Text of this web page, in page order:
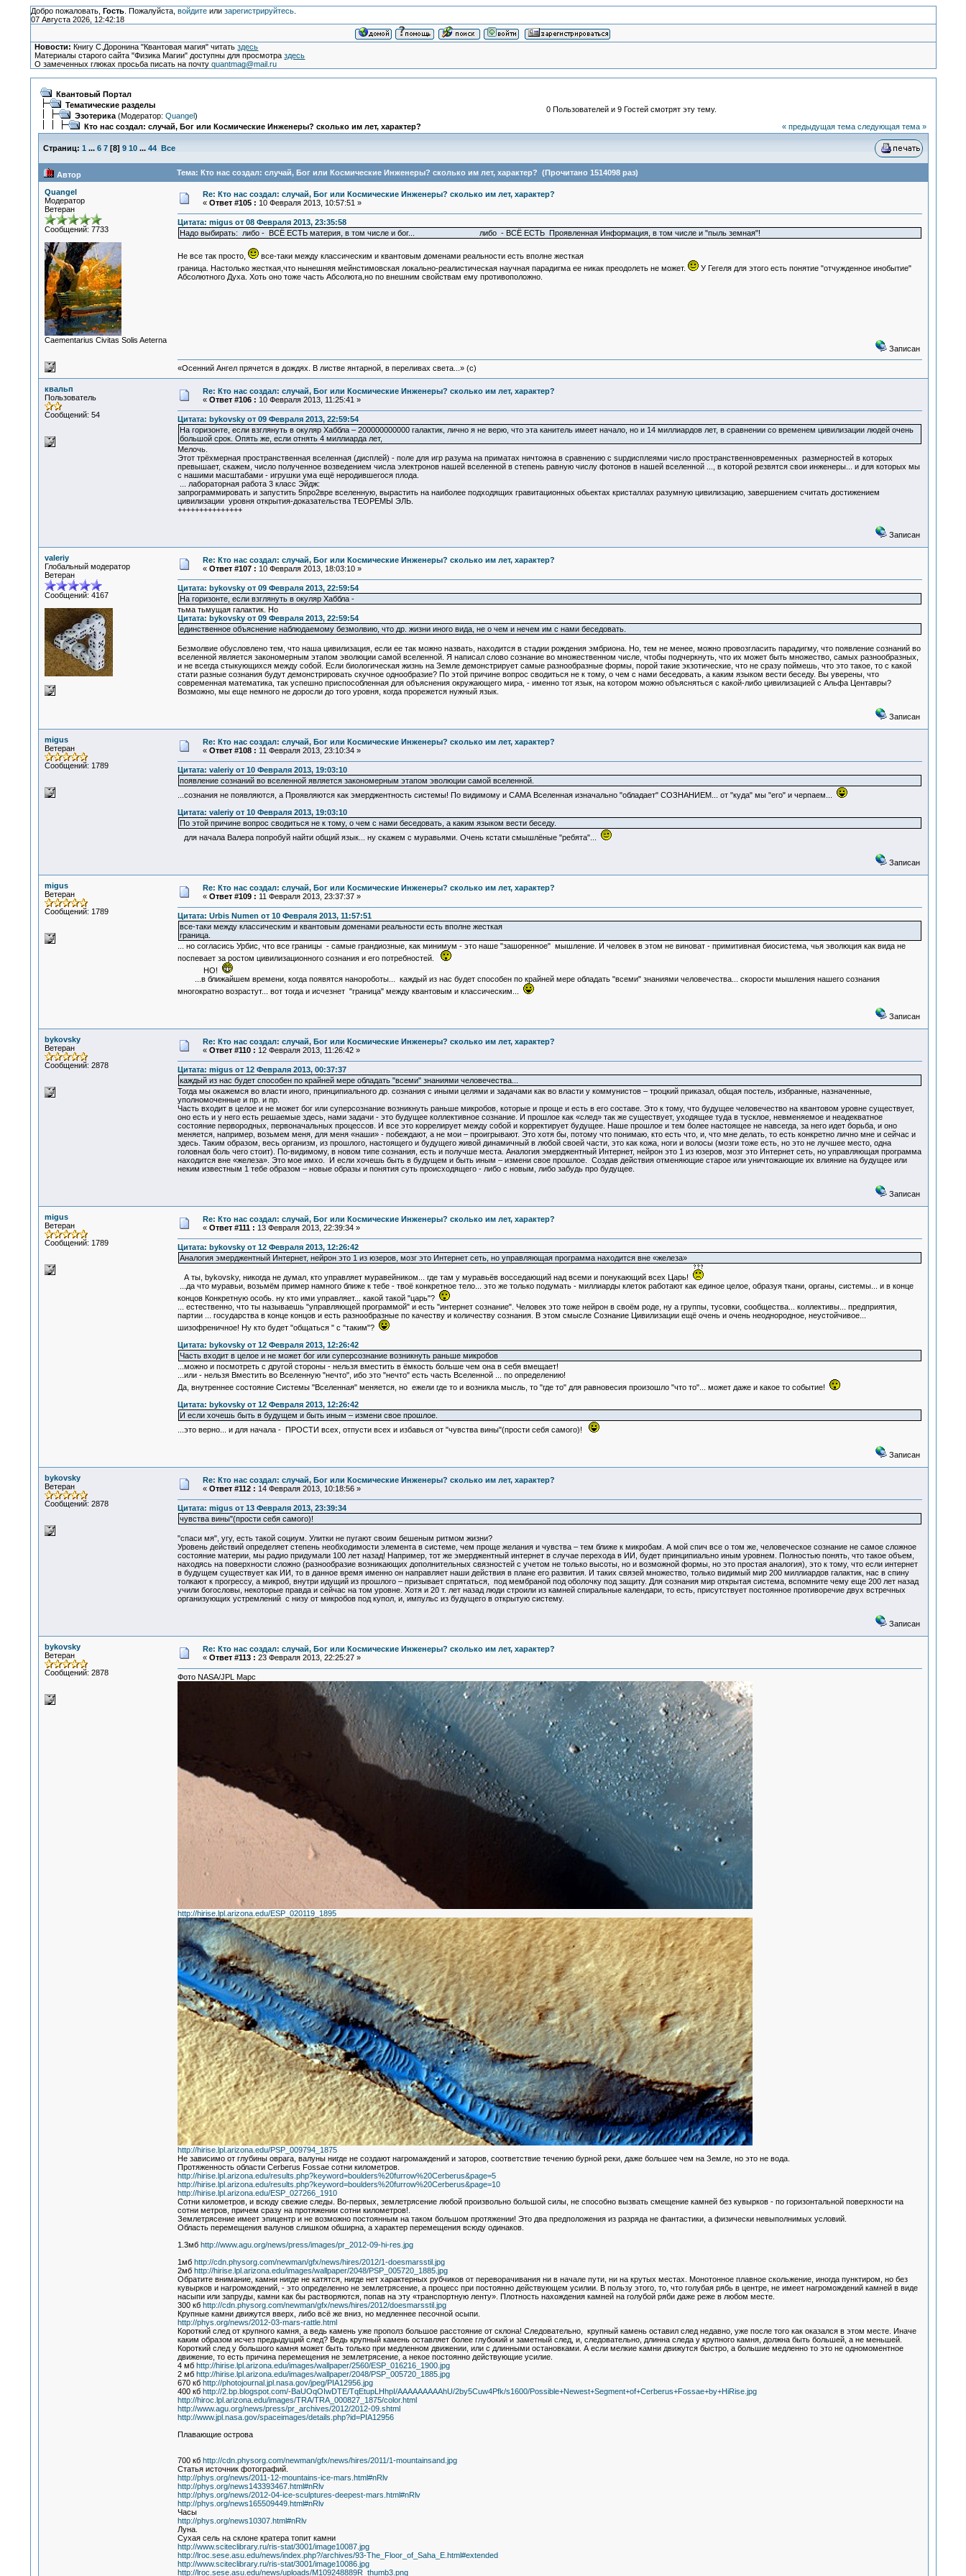
Добро пожаловать, Гость. Пожалуйста, войдитеили зарегистрируйтесь.
07 Августа 2026, 12:42:18
Новости: Книгу С.Доронина "Квантовая магия" читатьздесь
Материалы старого сайта "Физика Магии" доступны для просмотраздесь
О замеченных глюках просьба писать на почтуquantmag@mail.ru
Квантовый Портал
Тематические разделы
Эзотерика(Модератор: Quangel)
Кто нас создал: случай, Бог или Космические Инженеры? сколько им лет, характер?
0 Пользователей и 9 Гостей смотрят эту тему.
« предыдущая тема следующая тема »
Страниц: 1 ... 6 7[8] 9 10 ... 44 Все
Автор Тема: Кто нас создал: случай, Бог или Космические Инженеры? сколько им лет, характер? (Прочитано 1514098 раз)
Quangel
Модератор
Ветеран
Сообщений: 7733
Сaementarius Civitas Solis Aeterna
Re: Кто нас создал: случай, Бог или Космические Инженеры? сколько им лет, характер?
« Ответ #105 : 10 Февраля 2013, 10:57:51 »
Цитата: migus от 08 Февраля 2013, 23:35:58
Надо выбирать: либо - ВСЁ ЕСТЬ материя, в том числе и бог... либо - ВСЁ ЕСТЬ Проявленная Информация, в том числе и "пыль земная"!
Не все так просто,
все-таки между классическим и квантовым доменами реальности есть вполне жесткая
граница. Настолько жесткая,что нынешняя мейнстимовская локально-реалистическая научная парадигма ее никак преодолеть не может.
У Гегеля для этого есть понятие "отчужденное инобытие"
Абсолютного Духа. Хоть оно тоже часть Абсолюта,но по внешним свойствам ему противоположно.
Записан
«Осенний Ангел прячется в дождях. В листве янтарной, в переливах света...» (c)
квальп
Пользователь
Сообщений: 54
Re: Кто нас создал: случай, Бог или Космические Инженеры? сколько им лет, характер?
« Ответ #106 : 10 Февраля 2013, 11:25:41 »
Цитата: bykovsky от 09 Февраля 2013, 22:59:54
На горизонте, если взглянуть в окуляр Хаббла – 200000000000 галактик, лично я не верю, что эта канитель имеет начало, но и 14 миллиардов лет, в сравнении со временем цивилизации людей очень
большой срок. Опять же, если отнять 4 миллиарда лет,
Мелочь.
Этот трёхмерная пространственная вселенная (дисплей) - поле для игр разума на приматах ничтожна в сравнению с supдисплеями число пространственновременных размерностей в которых
превышает, скажем, число полученное возведением числа электронов нашей вселенной в степень равную числу фотонов в нашей вселенной ..., в которой резвятся свои инженеры... и для которых мы
с нашими масштабами - игрушки ума ещё неродившегося плода.
... лабораторная работа 3 класс Эйдж:
запрограммировать и запустить 5про2вре вселенную, вырастить на наиболее подходящих гравитационных обьектах кристаллах разумную цивилизацию, завершением считать достижением
цивилизации уровня открытия-доказательства ТЕОРЕМЫ ЭЛЬ.
+++++++++++++++
Записан
valeriy
Глобальный модератор
Ветеран
Сообщений: 4167
Re: Кто нас создал: случай, Бог или Космические Инженеры? сколько им лет, характер?
« Ответ #107 : 10 Февраля 2013, 18:03:10 »
Цитата: bykovsky от 09 Февраля 2013, 22:59:54
На горизонте, если взглянуть в окуляр Хаббла -
тьма тьмущая галактик. Но
Цитата: bykovsky от 09 Февраля 2013, 22:59:54
единственное объяснение наблюдаемому безмолвию, что др. жизни иного вида, не о чем и нечем им с нами беседовать.
Безмолвие обусловлено тем, что наша цивилизация, если ее так можно назвать, находится в стадии рождения эмбриона. Но, тем не менее, можно провозгласить парадигму, что появление сознаний во
вселенной является закономерным этапом эволюции самой вселенной. Я написал слово сознание во множественном числе, чтобы подчеркнуть, что их может быть множество, самых разнообразных,
и не всегда стыкующихся между собой. Если биологическая жизнь на Земле демонстрирует самые разнообразные формы, порой такие экзотические, что не сразу поймешь, что это такое, то с какой
стати разные сознания будут демонстрировать скучное однообразие? По этой причине вопрос сводиться не к тому, о чем с нами беседовать, а каким языком вести беседу. Вы уверены, что
современная математика, так успешно приспособленная для объяснения окружающего мира, - именно тот язык, на котором можно объясняться с какой-либо цивилизацией с Альфа Центавры?
Возможно, мы еще немного не доросли до того уровня, когда прорежется нужный язык.
Записан
migus
Ветеран
Сообщений: 1789
Re: Кто нас создал: случай, Бог или Космические Инженеры? сколько им лет, характер?
« Ответ #108 : 11 Февраля 2013, 23:10:34 »
Цитата: valeriy от 10 Февраля 2013, 19:03:10
появление сознаний во вселенной является закономерным этапом эволюции самой вселенной.
...сознания не появляются, а Проявляются как эмерджентность системы! По видимому и САМА Вселенная изначально "обладает" СОЗНАНИЕМ... от "куда" мы "его" и черпаем...
Цитата: valeriy от 10 Февраля 2013, 19:03:10
По этой причине вопрос сводиться не к тому, о чем с нами беседовать, а каким языком вести беседу.
для начала Валера попробуй найти общий язык... ну скажем с муравьями. Очень кстати смышлёные "ребята"...
Записан
migus
Ветеран
Сообщений: 1789
Re: Кто нас создал: случай, Бог или Космические Инженеры? сколько им лет, характер?
« Ответ #109 : 11 Февраля 2013, 23:37:37 »
Цитата: Urbis Numen от 10 Февраля 2013, 11:57:51
все-таки между классическим и квантовым доменами реальности есть вполне жесткая
граница.
... но согласись Урбис, что все границы - самые грандиозные, как минимум - это наше "зашоренное" мышление. И человек в этом не виноват - примитивная биосистема, чья эволюция как вида не
поспевает за ростом цивилизационного сознания и его потребностей.
НО!
...в ближайшем времени, когда появятся нанороботы... каждый из нас будет способен по крайней мере обладать "всеми" знаниями человечества... скорости мышления нашего сознания
многократно возрастут... вот тогда и исчезнет "граница" между квантовым и классическим...
Записан
bykovsky
Ветеран
Сообщений: 2878
Re: Кто нас создал: случай, Бог или Космические Инженеры? сколько им лет, характер?
« Ответ #110 : 12 Февраля 2013, 11:26:42 »
Цитата: migus от 12 Февраля 2013, 00:37:37
каждый из нас будет способен по крайней мере обладать "всеми" знаниями человечества...
Тогда мы окажемся во власти иного, принципиального др. сознания с иными целями и задачами как во власти у коммунистов – троцкий приказал, общая постель, избранные, назначенные,
уполномоченные и пр. и пр.
Часть входит в целое и не может бог или суперсознание возникнуть раньше микробов, которые и проще и есть в его составе. Это к тому, что будущее человечество на квантовом уровне существует,
оно есть и у него есть решаемые здесь, нами задачи - это будущее коллективное сознание. И прошлое как «след» так же существует, уходящее туда в тусклое, невменяемое и неадекватное
состояние первородных, первоначальных процессов. И все это коррелирует между собой и корректирует будущее. Наше прошлое и тем более настоящее не навсегда, за него идет борьба, и оно
меняется, например, возьмем меня, для меня «наши» - побеждают, а не мои – проигрывают. Это хотя бы, потому что понимаю, кто есть что, и, что мне делать, то есть конкретно лично мне и сейчас и
здесь. Таким образом, весь организм, из прошлого, настоящего и будущего живой динамичный в любой своей части, это как кожа, ноги и волосы (мозги тоже есть, но это не лучшее место, одна
головная боль чего стоит). По-видимому, в новом типе сознания, есть и получше места. Аналогия эмерджентный Интернет, нейрон это 1 из юзеров, мозг это Интернет сеть, но управляющая программа
находится вне «железа». Это мое имхо. И если хочешь быть в будущем и быть иным – измени свое прошлое. Создав действия отменяющие старое или уничтожающие их влияние на будущее или
неким известным 1 тебе образом – новые образы и понятия суть происходящего - либо с новым, либо забудь про будущее.
Записан
migus
Ветеран
Сообщений: 1789
Re: Кто нас создал: случай, Бог или Космические Инженеры? сколько им лет, характер?
« Ответ #111 : 13 Февраля 2013, 22:39:34 »
Цитата: bykovsky от 12 Февраля 2013, 12:26:42
Аналогия эмерджентный Интернет, нейрон это 1 из юзеров, мозг это Интернет сеть, но управляющая программа находится вне «железа»
А ты, bykovsky, никогда не думал, кто управляет муравейником... где там у муравьёв восседающий над всеми и понукающий всех Царь!
...да что муравьи, возьмём пример намного ближе к тебе - твоё конкретное тело... это же только подумать - миллиарды клеток работают как единое целое, образуя ткани, органы, системы... и в конце
концов Конкретную особь. ну кто ими управляет... какой такой "царь"?
... естественно, что ты называешь "управляющей программой" и есть "интернет сознание". Человек это тоже нейрон в своём роде, ну а группы, тусовки, сообщества... коллективы... предприятия,
партии ... государства в конце концов и есть разнообразные по качеству и количеству сознания. В этом смысле Сознание Цивилизации ещё очень и очень неоднородное, неустойчивое...
шизофреничное! Ну кто будет "общаться " с "таким"?
Цитата: bykovsky от 12 Февраля 2013, 12:26:42
Часть входит в целое и не может бог или суперсознание возникнуть раньше микробов
...можно и посмотреть с другой стороны - нельзя вместить в ёмкость больше чем она в себя вмещает!
...или - нельзя Вместить во Вселенную "нечто", ибо это "нечто" есть часть Вселенной ... по определению!
Да, внутреннее состояние Системы "Вселенная" меняется, но ежели где то и возникла мысль, то "где то" для равновесия произошло "что то"... может даже и какое то событие!
Цитата: bykovsky от 12 Февраля 2013, 12:26:42
И если хочешь быть в будущем и быть иным – измени свое прошлое.
...это верно... и для начала - ПРОСТИ всех, отпусти всех и избавься от "чувства вины"(прости себя самого)!
Записан
bykovsky
Ветеран
Сообщений: 2878
Re: Кто нас создал: случай, Бог или Космические Инженеры? сколько им лет, характер?
« Ответ #112 : 14 Февраля 2013, 10:18:56 »
Цитата: migus от 13 Февраля 2013, 23:39:34
чувства вины"(прости себя самого)!
"спаси мя", угу, есть такой социум. Улитки не пугают своим бешеным ритмом жизни?
Уровень действий определяет степень необходимости элемента в системе, чем проще желания и чувства – тем ближе к микробам. А мой спич все о том же, человеческое сознание не самое сложное
состояние материи, мы радио придумали 100 лет назад! Например, тот же эмерджентный интернет в случае перехода в ИИ, будет принципиально иным уровнем. Полностью понять, что такое объем,
находясь на поверхности сложно (разнообразие возникающих дополнительных связностей с учетом не только высоты, но и возможной формы, но это простая аналогия), это к тому, что если интернет
в будущем существует как ИИ, то в данное время именно он направляет наши действия в плане его развития. И таких связей множество, только видимый мир 200 миллиардов галактик, нас в спину
толкают к прогрессу, а микроб, внутри идущий из прошлого – призывает спрятаться, под мембраной под оболочку под защиту. Для сознания мир открытая система, вспомните чему еще 200 лет назад
учили богословы, некоторые правда и сейчас на том уровне. Хотя и 20 т. лет назад люди строили из камней спиральные календари, то есть, присутствует постоянное противоречие двух встречных
организующих устремлений с низу от микробов под купол, и, импульс из будущего в открытую систему.
Записан
bykovsky
Ветеран
Сообщений: 2878
Re: Кто нас создал: случай, Бог или Космические Инженеры? сколько им лет, характер?
« Ответ #113 : 23 Февраля 2013, 22:25:27 »
Фото NASA/JPL Марс
http://hirise.lpl.arizona.edu/ESP_020119_1895
http://hirise.lpl.arizona.edu/PSP_009794_1875
Не зависимо от глубины оврага, валуны нигде не создают нагромаждений и заторов, соответствие течению бурной реки, даже большее чем на Земле, но это не вода.
Протяженность области Cerberus Fossae сотни километров.
http://hirise.lpl.arizona.edu/results.php?keyword=boulders%20furrow%20Cerberus&page=5
http://hirise.lpl.arizona.edu/results.php?keyword=boulders%20furrow%20Cerberus&page=10
http://hirise.lpl.arizona.edu/ESP_027266_1910
Сотни километров, и всюду свежие следы. Во-первых, землетрясение любой произвольно большой силы, не способно вызвать смещение камней без кувырков - по горизонтальной поверхности на
сотни метров, причем сразу на протяжении сотни километров!.
Землетрясение имеет эпицентр и не возможно постоянным на таком большом протяжении! Это два предположения из разряда не фантастики, а физически невыполнимых условий.
Область перемещения валунов слишком обширна, а характер перемещения всюду одинаков.
1.3мб http://www.agu.org/news/press/images/pr_2012-09-hi-res.jpg
1мб http://cdn.physorg.com/newman/gfx/news/hires/2012/1-doesmarsstil.jpg
2мб http://hirise.lpl.arizona.edu/images/wallpaper/2048/PSP_005720_1885.jpg
Обратите внимание, камни нигде не катятся, нигде нет характерных рубчиков от переворачивания ни в начале пути, ни на крутых местах. Монотонное плавное скольжение, иногда пунктиром, но без
кувырков и нагромождений, - это определенно не землетрясение, а процесс при постоянно действующем усилии. В пользу этого, то, что голубая рябь в центре, не имеет нагромождений камней в виде
насыпи или запруды, камни как бы растворяются, попав на эту «транспортную ленту». Плотность нахождения камней на голубой ряби даже реже в любом месте.
300 кб http://cdn.physorg.com/newman/gfx/news/hires/2012/doesmarsstil.jpg
Крупные камни движутся вверх, либо всё же вниз, но медленнее песочной осыпи.
http://phys.org/news/2012-03-mars-rattle.html
Короткий след от крупного камня, а ведь камень уже прополз большое расстояние от склона! Следовательно, крупный камень оставил след недавно, уже после того как оказался в этом месте. Иначе
каким образом исчез предыдущий след? Ведь крупный камень оставляет более глубокий и заметный след, и, следовательно, длинна следа у крупного камня, должна быть большей, а не меньшей.
Короткий след у большого камня может быть только при медленном движении, или с длинными остановками. А если мелкие камни движутся быстро, а большие медленно то это не одномоментное
движение, то есть причина перемещения не землетрясение, а некое постоянно действующие усилие.
4 мб http://hirise.lpl.arizona.edu/images/wallpaper/2560/ESP_016216_1900.jpg
2 мб http://hirise.lpl.arizona.edu/images/wallpaper/2048/PSP_005720_1885.jpg
670 кб http://photojournal.jpl.nasa.gov/jpeg/PIA12956.jpg
400 кб http://2.bp.blogspot.com/-BaUOqOIwDTE/TqEtupLHhpI/AAAAAAAAAhU/2by5Cuw4Pfk/s1600/Possible+Newest+Segment+of+Cerberus+Fossae+by+HiRise.jpg
http://hiroc.lpl.arizona.edu/images/TRA/TRA_000827_1875/color.html
http://www.agu.org/news/press/pr_archives/2012/2012-09.shtml
http://www.jpl.nasa.gov/spaceimages/details.php?id=PIA12956
Плавающие острова
700 кб http://cdn.physorg.com/newman/gfx/news/hires/2011/1-mountainsand.jpg
Статья источник фотографий.
http://phys.org/news/2011-12-mountains-ice-mars.html#nRlv
http://phys.org/news143393467.html#nRlv
http://phys.org/news/2012-04-ice-sculptures-deepest-mars.html#nRlv
http://phys.org/news165509449.html#nRlv
Часы
http://phys.org/news10307.html#nRlv
Луна.
Сухая сель на склоне кратера топит камни
http://www.sciteclibrary.ru/ris-stat/3001/image10087.jpg
http://lroc.sese.asu.edu/news/index.php?/archives/93-The_Floor_of_Saha_E.html#extended
http://www.sciteclibrary.ru/ris-stat/3001/image10086.jpg
http://lroc.sese.asu.edu/news/uploads/M109248889R_thumb3.png